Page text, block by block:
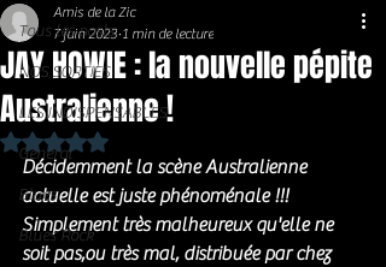
Tous les posts
NOS SORTIES
LES INDISPENSABLES
Général
Blues
Blues Rock
JAY HOWIE : la nouvelle pépite
Australienne !
Amis de la Zic
7 juin 2023 1 min de lecture
Noté NaN étoiles sur 5.
Décidemment la scène Australienne
actuelle est juste phénoménale !!!
Simplement très malheureux qu'elle ne
soit pas,ou très mal, distribuée par chez